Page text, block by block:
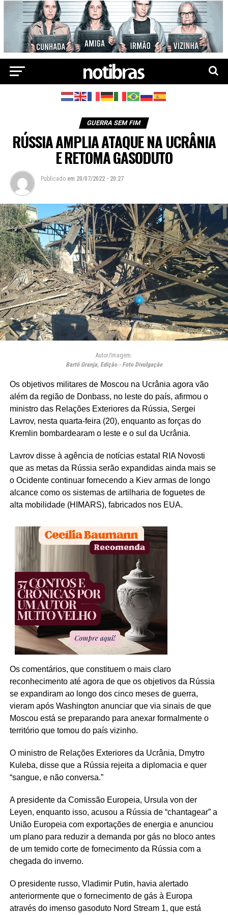
GUERRA SEM FIM
RÚSSIA AMPLIA ATAQUE NA UCRÂNIA
E RETOMA GASODUTO
Publicado em 20/07/2022 - 20:27
Autor/Imagem:
Bartô Granja, Edição - Foto Divulgação
Os objetivos militares de Moscou na Ucrânia agora vão
além da região de Donbass, no leste do país, afirmou o
ministro das Relações Exteriores da Rússia, Sergei
Lavrov, nesta quarta-feira (20), enquanto as forças do
Kremlin bombardearam o leste e o sul da Ucrânia.
Lavrov disse à agência de notícias estatal RIA Novosti
que as metas da Rússia serão expandidas ainda mais se
o Ocidente continuar fornecendo a Kiev armas de longo
alcance como os sistemas de artilharia de foguetes de
alta mobilidade (HIMARS), fabricados nos EUA.
Os comentários, que constituem o mais claro
reconhecimento até agora de que os objetivos da Rússia
se expandiram ao longo dos cinco meses de guerra,
vieram após Washington anunciar que via sinais de que
Moscou está se preparando para anexar formalmente o
território que tomou do país vizinho.
O ministro de Relações Exteriores da Ucrânia, Dmytro
Kuleba, disse que a Rússia rejeita a diplomacia e quer
“sangue, e não conversa.”
A presidente da Comissão Europeia, Ursula von der
Leyen, enquanto isso, acusou a Rússia de “chantagear” a
União Europeia com exportações de energia e anunciou
um plano para reduzir a demanda por gás no bloco antes
de um temido corte de fornecimento da Rússia com a
chegada do inverno.
O presidente russo, Vladimir Putin, havia alertado
anteriormente que o fornecimento de gás à Europa
através do imenso gasoduto Nord Stream 1, que está